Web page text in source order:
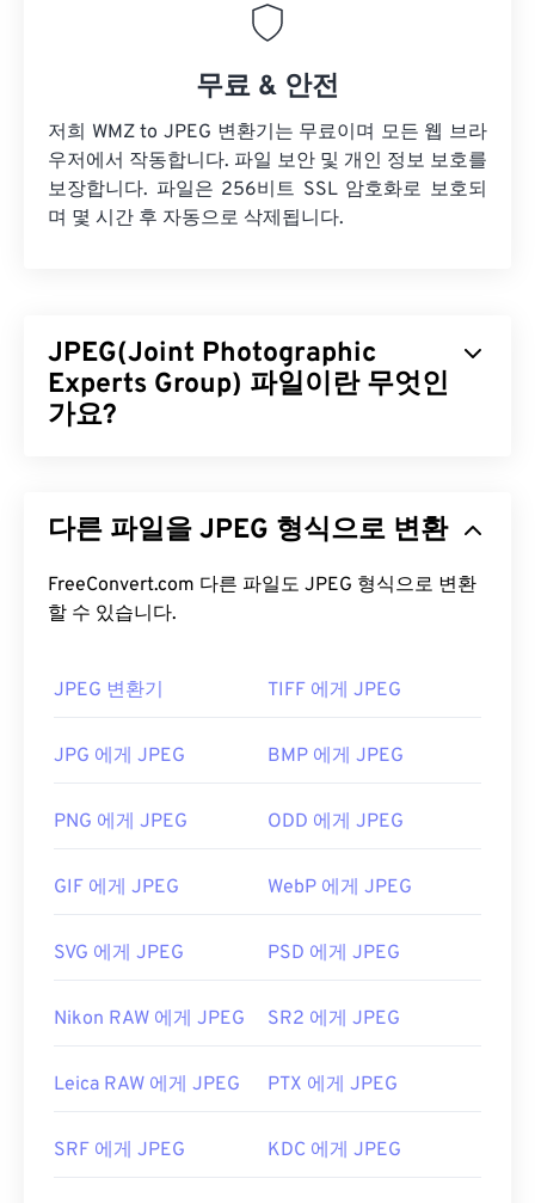
무료 & 안전
저희 WMZ to JPEG 변환기는 무료이며 모든 웹 브라
우저에서 작동합니다. 파일 보안 및 개인 정보 보호를
보장합니다. 파일은 256비트 SSL 암호화로 보호되
며 몇 시간 후 자동으로 삭제됩니다.
JPEG(Joint Photographic
Experts Group) 파일이란 무엇인
가요?
파일 형식입니다. JPEG가 제공하는 뛰어난 압축률
가 비교적 작아 인터넷 전송 및 웹사이트 사용에 매우
적합합니다. 저희의
더 나은 압축률이 필요하다면JPG를 WebP로
일 형식입니다.
JPEG 파일을 인식하고 열 수 있습니다. JPEG 파일을
선택하여 파일을 열려면 마우스 오른쪽 버튼을 클릭
Chrome
과 같은 인기 웹 브라우저,
Apple Preview와 같은 Mac OS 애플리케이션에서
개발: Joint Photographic Experts Group
다른 파일을 JPEG 형식으로 변환
FreeConvert.com 다른 파일도 JPEG 형식으로 변환
할 수 있습니다.
JPEG 변환기 TIFF 에게 JPEG
JPG 에게 JPEG BMP 에게 JPEG
PNG 에게 JPEG ODD 에게 JPEG
GIF 에게 JPEG WebP 에게 JPEG
SVG 에게 JPEG PSD 에게 JPEG
Nikon RAW 에게 JPEG SR2 에게 JPEG
Leica RAW 에게 JPEG PTX 에게 JPEG
SRF 에게 JPEG KDC 에게 JPEG